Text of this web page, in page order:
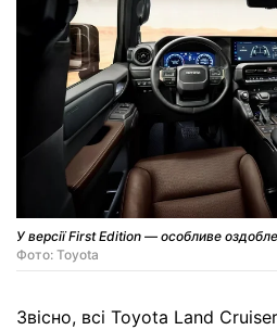
У версії First Edition — особливе
Фото: Toyota
Звісно, всі Toyota Land